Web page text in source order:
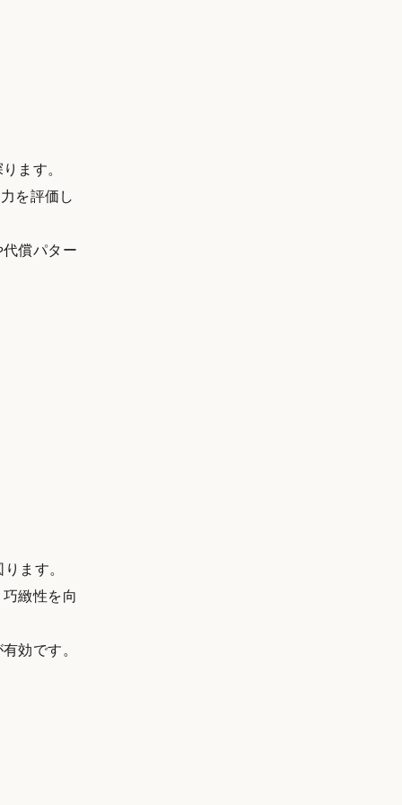
ます。
を評価し
償パター
ます。
緻性を向
効です。